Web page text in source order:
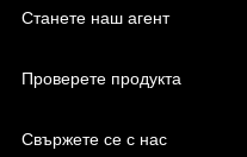
Станете наш агент
Проверете продукта
Свържете се с нас